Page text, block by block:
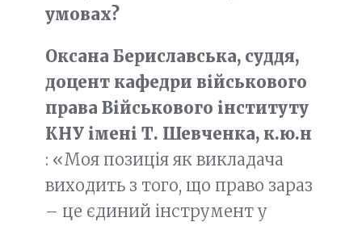
умовах?
Оксана Бериславська, суддя,
доцент кафедри військового
права Військового інституту
КНУ імені Т. Шевченка, к.ю.н
: «Моя позиція як викладача
виходить з того, що право зараз
– це єдиний інструмент у